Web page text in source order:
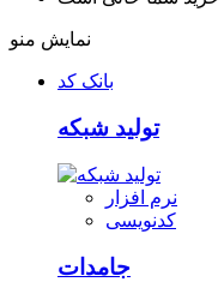
نمایش منو
بانک کد
تولید شبکه
نرم افزار
کدنویسی
جامدات